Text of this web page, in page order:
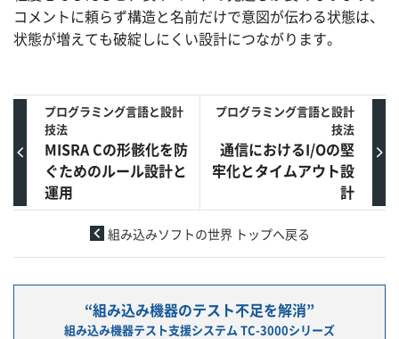
コメントに頼らず構造と名前だけで意図が伝わる状態は、
状態が増えても破綻しにくい設計につながります。
プログラミング言語と設計
技法
MISRA Cの形骸化を防
ぐためのルール設計と
運用
プログラミング言語と設計
技法
通信におけるI/Oの堅
牢化とタイムアウト設
計
組み込みソフトの世界 トップへ戻る
“組み込み機器のテスト不足を解消”
組み込み機器テスト支援システム TC-3000シリーズ